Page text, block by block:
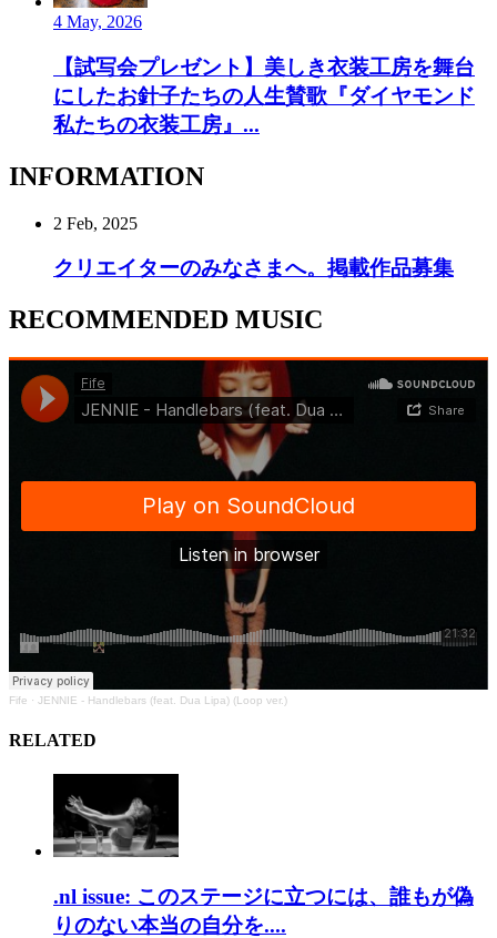
4 May, 2026
【試写会プレゼント】美しき衣装工房を舞台
にしたお針子たちの人生賛歌『ダイヤモンド
私たちの衣装工房』...
INFORMATION
2 Feb, 2025
クリエイターのみなさまへ。掲載作品募集
RECOMMENDED MUSIC
Fife · JENNIE - Handlebars (feat. Dua Lipa) (Loop ver.)
RELATED
.nl issue: このステージに立つには、誰もが偽
りのない本当の自分を....